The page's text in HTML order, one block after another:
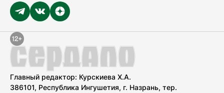
Главный редактор: Курскиева Х.А.
386101, Республика Ингушетия, г. Назрань, тер.